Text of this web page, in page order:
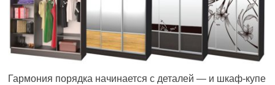
Гармония порядка начинается с деталей — и шкаф-купе